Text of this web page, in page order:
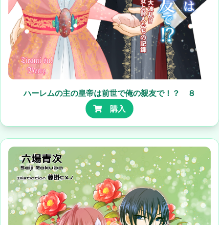
ハーレムの主の皇帝は前世で俺の親友で！？ ８
購入